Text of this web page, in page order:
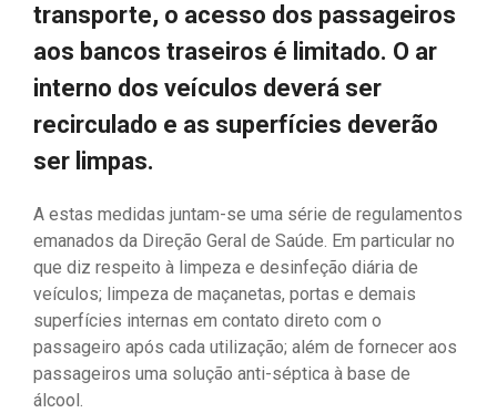
transporte, o acesso dos passageiros
aos bancos traseiros é limitado. O ar
interno dos veículos deverá ser
recirculado e as superfícies deverão
ser limpas.
A estas medidas juntam-se uma série de regulamentos
emanados da Direção Geral de Saúde. Em particular no
que diz respeito à limpeza e desinfeção diária de
veículos; limpeza de maçanetas, portas e demais
superfícies internas em contato direto com o
passageiro após cada utilização; além de fornecer aos
passageiros uma solução anti-séptica à base de
álcool.